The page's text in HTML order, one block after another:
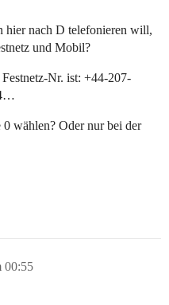
hier nach D telefonieren will,
und Mobil?
Nr. ist: +44-207-
wählen? Oder nur bei der
00:55